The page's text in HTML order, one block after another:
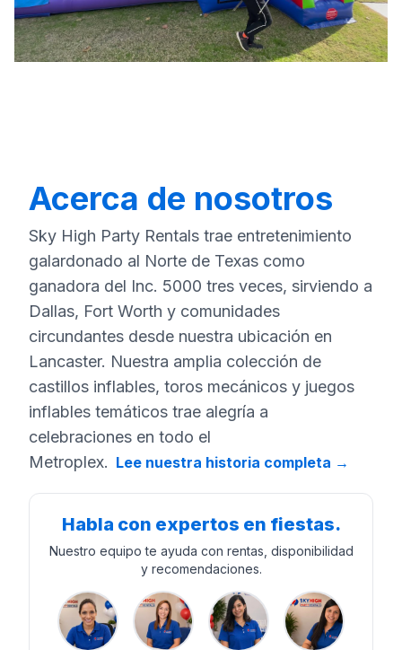
Acerca de nosotros
Sky High Party Rentals trae entretenimiento
galardonado al Norte de Texas como
ganadora del Inc. 5000 tres veces, sirviendo a
Dallas, Fort Worth y comunidades
circundantes desde nuestra ubicación en
Lancaster. Nuestra amplia colección de
castillos inflables, toros mecánicos y juegos
inflables temáticos trae alegría a
celebraciones en todo el
Metroplex. Lee nuestra historia completa →
Habla con expertos en fiestas.
Nuestro equipo te ayuda con rentas, disponibilidad
y recomendaciones.